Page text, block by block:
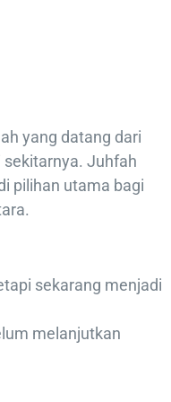
yang datang dari
sekitarnya. Juhfah
pilihan utama bagi
sekarang menjadi
melanjutkan